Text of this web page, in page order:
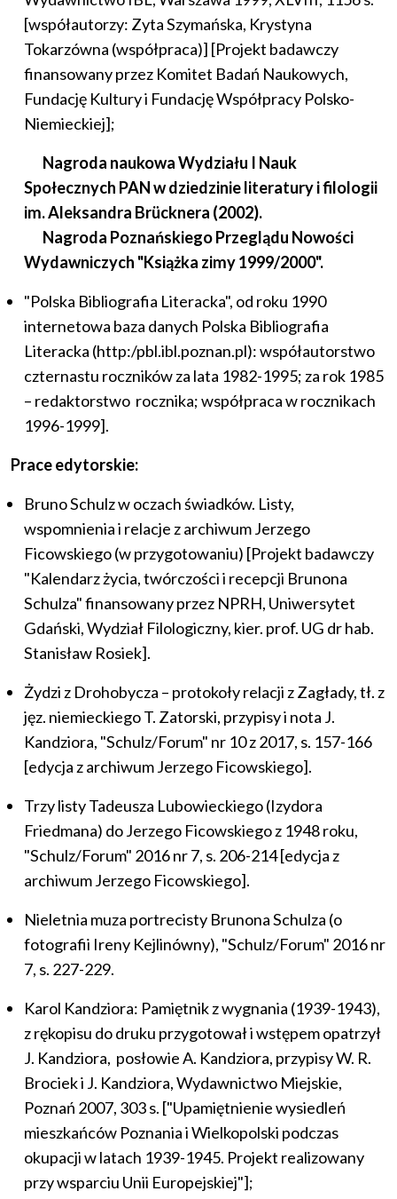
[współautorzy: Zyta Szymańska, Krystyna
Tokarzówna (współpraca)] [Projekt badawczy
finansowany przez Komitet Badań Naukowych,
Fundację Kultury i Fundację Współpracy Polsko-
Niemieckiej];
Nagroda naukowa Wydziału I Nauk
Społecznych PAN w dziedzinie literatury i filologii
im. Aleksandra Brücknera (2002).
Nagroda Poznańskiego Przeglądu Nowości
Wydawniczych "Książka zimy 1999/2000".
"Polska Bibliografia Literacka", od roku 1990
internetowa baza danych Polska Bibliografia
Literacka (http:/pbl.ibl.poznan.pl): współautorstwo
czternastu roczników za lata 1982-1995; za rok 1985
– redaktorstwo rocznika; współpraca w rocznikach
1996-1999].
Prace edytorskie:
Bruno Schulz w oczach świadków. Listy,
wspomnienia i relacje z archiwum Jerzego
Ficowskiego (w przygotowaniu) [Projekt badawczy
"Kalendarz życia, twórczości i recepcji Brunona
Schulza" finansowany przez NPRH, Uniwersytet
Gdański, Wydział Filologiczny, kier. prof. UG dr hab.
Stanisław Rosiek].
Żydzi z Drohobycza – protokoły relacji z Zagłady, tł. z
jęz. niemieckiego T. Zatorski, przypisy i nota J.
Kandziora, "Schulz/Forum" nr 10 z 2017, s. 157-166
[edycja z archiwum Jerzego Ficowskiego].
Trzy listy Tadeusza Lubowieckiego (Izydora
Friedmana) do Jerzego Ficowskiego z 1948 roku,
"Schulz/Forum" 2016 nr 7, s. 206-214 [edycja z
archiwum Jerzego Ficowskiego].
Nieletnia muza portrecisty Brunona Schulza (o
fotografii Ireny Kejlinówny), "Schulz/Forum" 2016 nr
7, s. 227-229.
Karol Kandziora: Pamiętnik z wygnania (1939-1943),
z rękopisu do druku przygotował i wstępem opatrzył
J. Kandziora, posłowie A. Kandziora, przypisy W. R.
Brociek i J. Kandziora, Wydawnictwo Miejskie,
Poznań 2007, 303 s. ["Upamiętnienie wysiedleń
mieszkańców Poznania i Wielkopolski podczas
okupacji w latach 1939-1945. Projekt realizowany
przy wsparciu Unii Europejskiej"];